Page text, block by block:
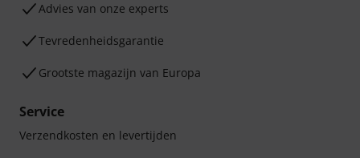
Advies van onze experts
Tevredenheidsgarantie
Grootste magazijn van Europa
Service
Verzendkosten en levertijden